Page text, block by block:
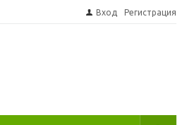
Вход Регистрация